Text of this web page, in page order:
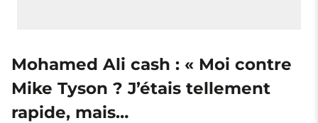
Mohamed Ali cash : « Moi contre
Mike Tyson ? J’étais tellement
rapide, mais…